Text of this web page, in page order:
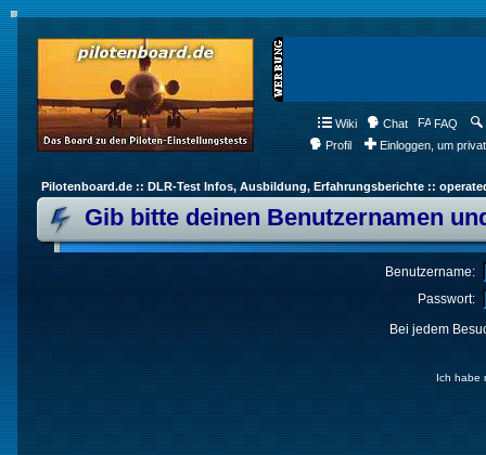
Wiki Chat FAQ
Profil
Einloggen, um
Pilotenboard.de :: DLR-Test Infos, Ausbildung, Erfahrungsberichte ::
Gib bitte deinen Benutzernamen
Benutzername:
Passwort:
Bei jedem
Ich habe